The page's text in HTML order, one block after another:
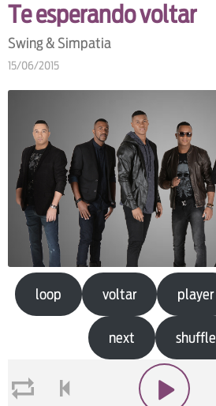
Te esperando voltar
Swing & Simpatia
15/06/2015
loop voltar player
next shuffle